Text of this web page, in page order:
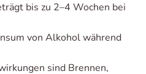
bis zu 2–4 Wochen bei
von Alkohol während
sind Brennen,